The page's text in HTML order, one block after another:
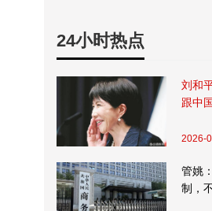
24小时热点
刘和
跟中
2026-
管姚
制，